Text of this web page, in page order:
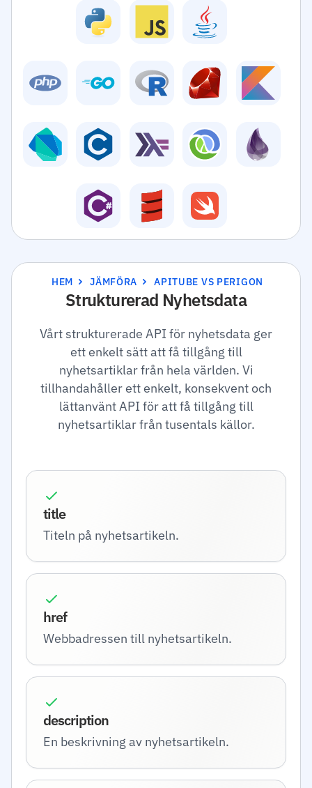
HEM JÄMFÖRA APITUBE VS PERIGON
Strukturerad Nyhetsdata
Vårt strukturerade API för nyhetsdata ger
ett enkelt sätt att få tillgång till
nyhetsartiklar från hela världen. Vi
tillhandahåller ett enkelt, konsekvent och
lättanvänt API för att få tillgång till
nyhetsartiklar från tusentals källor.
title
Titeln på nyhetsartikeln.
href
Webbadressen till nyhetsartikeln.
description
En beskrivning av nyhetsartikeln.